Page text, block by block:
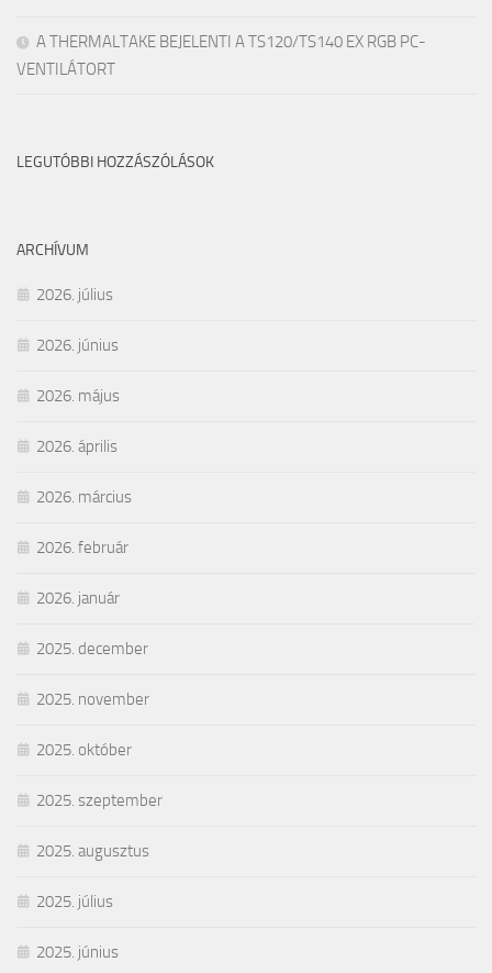
A THERMALTAKE BEJELENTI A TS120/TS140 EX RGB PC-
VENTILÁTORT
LEGUTÓBBI HOZZÁSZÓLÁSOK
ARCHÍVUM
2026. július
2026. június
2026. május
2026. április
2026. március
2026. február
2026. január
2025. december
2025. november
2025. október
2025. szeptember
2025. augusztus
2025. július
2025. június